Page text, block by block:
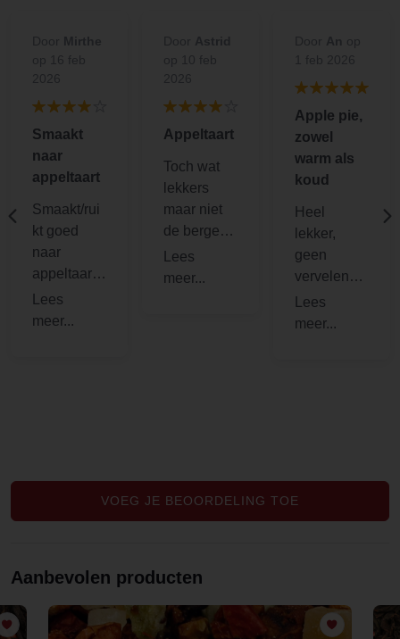
Smaakt
naar
appeltaart
Smaakt/rui
kt goed
naar
appeltaart,
maar ik
vind het
Appeltaart
Toch wat
lekkers
maar niet
de bergen
suikers van
de
Apple pie,
zowel
warm als
koud
Heel
lekker,
geen
vervelende
nasmaken
en zowel
VOEG JE BEOORDELING TOE
Aanbevolen producten